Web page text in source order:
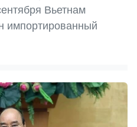
Вьетнам
импортированный